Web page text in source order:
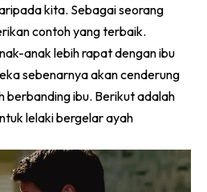
kita. Sebagai seorang
contoh yang terbaik.
anak lebih rapat dengan ibu
sebenarnya akan cenderung
berbanding ibu. Berikut adalah
lelaki bergelar ayah